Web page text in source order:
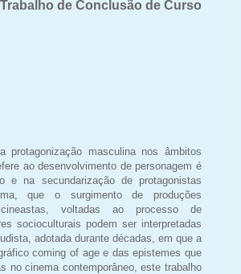
Trabalho de Conclusão de Curso
protagonização masculina nos âmbitos
ao desenvolvimento de personagem é
e na secundarização de protagonistas
que o surgimento de produções
voltadas ao processo de
socioculturais podem ser interpretadas
adotada durante décadas, em que a
coming of age e das epistemes que
no cinema contemporâneo, este trabalho